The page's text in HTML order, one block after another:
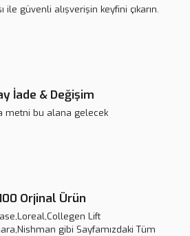
Collagen Lift Paris Gold
ile güvenli alışverişin keyfini çıkarın.
İade & Değişim
metni bu alana gelecek
Orjinal Ürün
Lift
gibi Sayfamızdaki Tüm